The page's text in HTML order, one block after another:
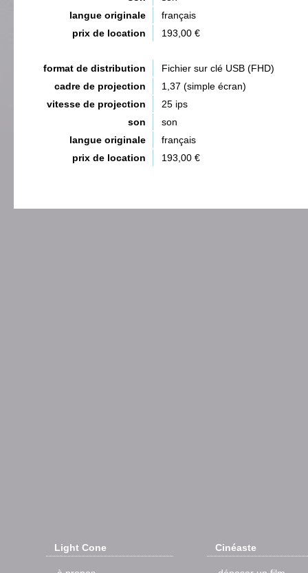
langue originale
français
prix de location
193,00 €
format de distribution
Fichier sur clé USB (FHD)
cadre de projection
1,37 (simple écran)
vitesse de projection
25 ips
son
son
langue originale
français
prix de location
193,00 €
Light Cone Cinéaste